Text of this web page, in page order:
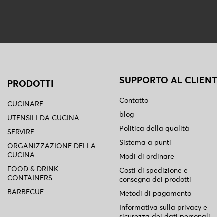
PRODOTTI
CUCINARE
UTENSILI DA CUCINA
SERVIRE
ORGANIZZAZIONE DELLA
CUCINA
FOOD & DRINK
CONTAINERS
BARBECUE
SUPPORTO AL
Contatto
blog
Politica della qualità
Sistema a punti
Modi di ordinare
Costi di spedizione e
consegna dei prodotti
Metodi di pagamento
Informativa sulla privacy e